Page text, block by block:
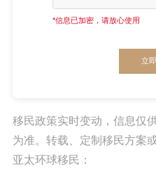
*信息已加密，请放心使用
立
移民政策实时变动，信息仅
为准。转载、定制移民方案
亚太环球移民：